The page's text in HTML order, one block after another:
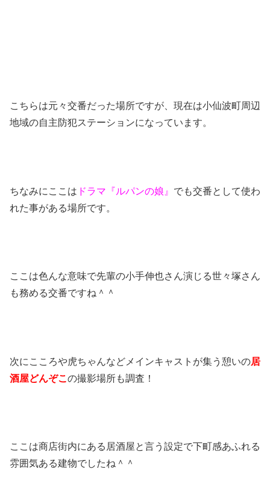
こちらは元々交番だった場所ですが、現在は小仙波町周辺
地域の自主防犯ステーションになっています。
ちなみにここは ドラマ『ルパンの娘』 でも交番として使わ
れた事がある場所です。
ここは色んな意味で先輩の小手伸也さん演じる世々塚さん
も務める交番ですね＾＾
次にこころや虎ちゃんなどメインキャストが集う憩いの居
酒屋どんぞこ の撮影場所も調査！
ここは商店街内にある居酒屋と言う設定で下町感あふれる
雰囲気ある建物でしたね＾＾